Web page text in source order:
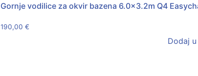
Gornje vodilice za okvir bazena 6.0×3.2m Q4
190,00 €
Dodaj